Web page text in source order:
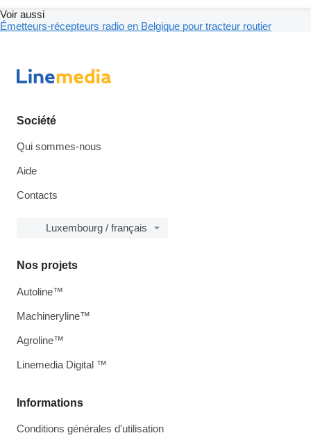
Voir aussi
Émetteurs-récepteurs radio en Belgique pour tracteur routier
Société
Qui sommes-nous
Aide
Contacts
Luxembourg / français
Informations
Conditions générales d'utilisation
Nos projets
Autoline™
Machineryline™
Agroline™
Linemedia Digital ™